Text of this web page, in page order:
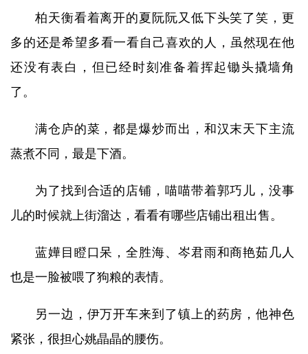
柏天衡看着离开的夏阮阮又低下头笑了笑，更
多的还是希望多看一看自己喜欢的人，虽然现在他
还没有表白，但已经时刻准备着挥起锄头撬墙角
了。
满仓庐的菜，都是爆炒而出，和汉末天下主流
蒸煮不同，最是下酒。
为了找到合适的店铺，喵喵带着郭巧儿，没事
儿的时候就上街溜达，看看有哪些店铺出租出售。
蓝嬅目瞪口呆，全胜海、岑君雨和商艳茹几人
也是一脸被喂了狗粮的表情。
另一边，伊万开车来到了镇上的药房，他神色
紧张，很担心姚晶晶的腰伤。